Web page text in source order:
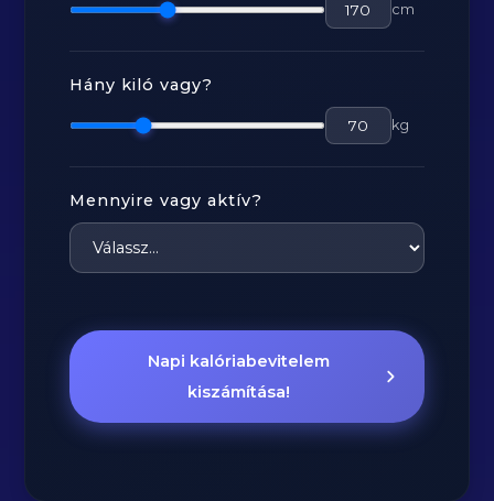
cm
Hány kiló vagy?
kg
Mennyire vagy aktív?
Napi kalóriabevitelem
kiszámítása!